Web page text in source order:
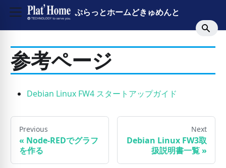
ぷらっとホームどきゅめんと
参考ページ
Debian Linux FW4 スタートアップガイド
Previous
« Node-REDでグラフ
を作る
Next
Debian Linux FW3取
扱説明書一覧»